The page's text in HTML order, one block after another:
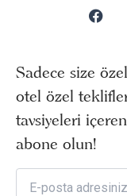
Sadece size
otel özel
tavsiyeleri
abone olun!